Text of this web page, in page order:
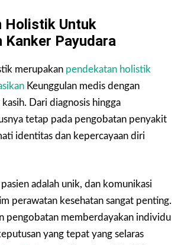
Holistik Untuk
Kanker Payudara
merupakan pendekatan holistik
Keunggulan medis dengan
Dari diagnosis hingga
tetap pada pengobatan penyakit
identitas dan kepercayaan diri
adalah unik, dan komunikasi
perawatan kesehatan sangat penting.
pengobatan memberdayakan individu
yang tepat yang selaras